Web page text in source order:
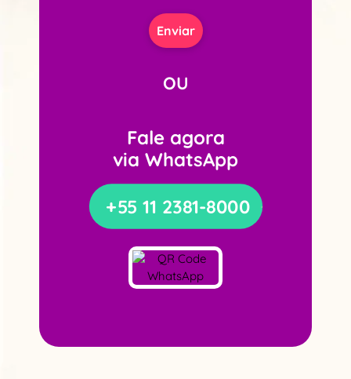
OU
Fale agora
via WhatsApp
+55 11 2381-8000